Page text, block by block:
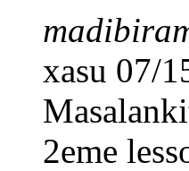
xasu 07/
2eme